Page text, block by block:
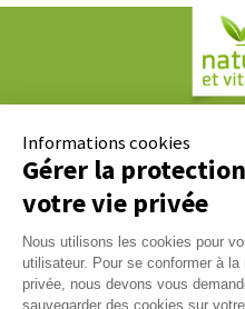
61, rue
69007
Nous répondons à tous vos
09h00 / 17h00. Contactez-
contact.
Informations cookies
Gérer la
votre vie privée
Nous utilisons les cookies pour
utilisateur. Pour se conformer à
privée, nous devons vous
sauvegarder des cookies sur votre